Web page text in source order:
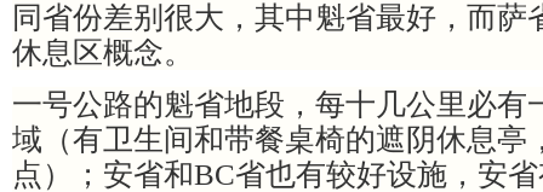
同省份差别很大，其中魁省最好，而萨
休息区概念。
一号公路的魁省地段，每十几公里必有
域（有卫生间和带餐桌椅的遮阴休息亭
点）；安省和BC省也有较好设施，安